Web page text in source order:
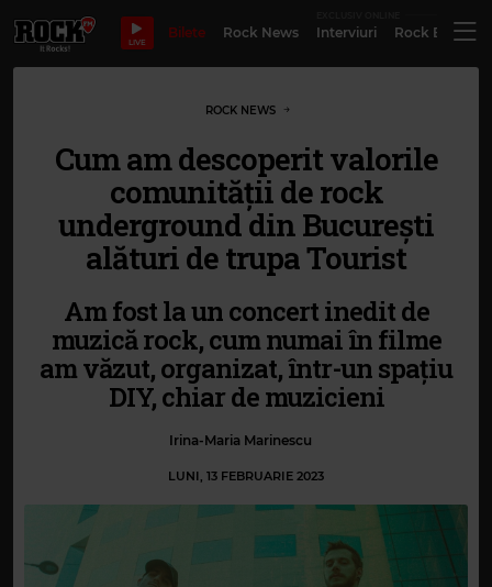
LIVE
Bilete Rock News Interviuri Rock
ROCK NEWS
Cum am descoperit valorile
comunității de rock
underground din București
alături de trupa Tourist
Am fost la un concert inedit de
muzică rock, cum numai în filme
am văzut, organizat, într-un spațiu
DIY, chiar de muzicieni
Irina-Maria Marinescu
LUNI, 13 FEBRUARIE 2023